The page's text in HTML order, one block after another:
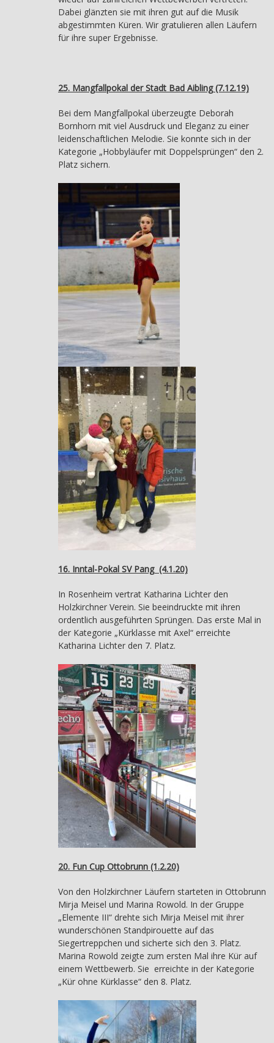
Dabei glänzten sie mit ihren gut auf die Musik
abgestimmten Küren. Wir gratulieren allen Läufern
für ihre super Ergebnisse.
25. Mangfallpokal der Stadt Bad Aibling (7.12.19)
Bei dem Mangfallpokal überzeugte Deborah
Bornhorn mit viel Ausdruck und Eleganz zu einer
leidenschaftlichen Melodie. Sie konnte sich in der
Kategorie „Hobbyläufer mit Doppelsprüngen“ den 2.
Platz sichern.
16. Inntal-Pokal SV Pang (4.1.20)
In Rosenheim vertrat Katharina Lichter den
Holzkirchner Verein. Sie beeindruckte mit ihren
ordentlich ausgeführten Sprüngen. Das erste Mal in
der Kategorie „Kürklasse mit Axel“ erreichte
Katharina Lichter den 7. Platz.
20. Fun Cup Ottobrunn (1.2.20)
Von den Holzkirchner Läufern starteten in Ottobrunn
Mirja Meisel und Marina Rowold. In der Gruppe
„Elemente III“ drehte sich Mirja Meisel mit ihrer
wunderschönen Standpirouette auf das
Siegertreppchen und sicherte sich den 3. Platz.
Marina Rowold zeigte zum ersten Mal ihre Kür auf
einem Wettbewerb. Sie erreichte in der Kategorie
„Kür ohne Kürklasse“ den 8. Platz.